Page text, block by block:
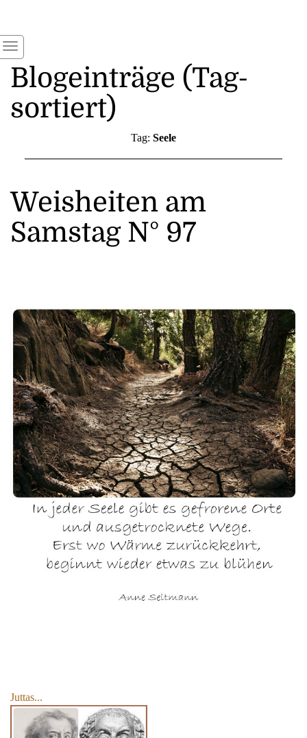
Blogeinträge (Tag-
sortiert)
Tag: Seele
Weisheiten am
Samstag N° 97
Juttas...